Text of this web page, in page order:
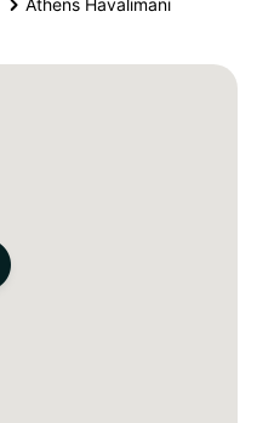
Athens Havalimani